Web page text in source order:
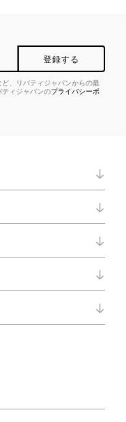
登録する
、リバティジャパンからの最
ィジャパンのプライバシーポ